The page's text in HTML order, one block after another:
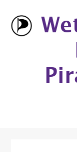
naar
naar